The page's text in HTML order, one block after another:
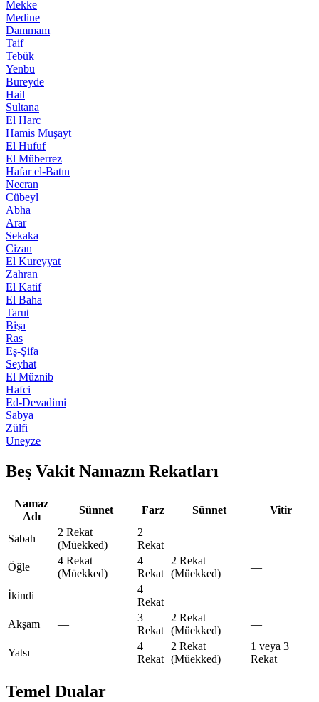
Mekke
Medine
Dammam
Taif
Tebük
Yenbu
Bureyde
Hail
Sultana
El Harc
Hamis Muşayt
El Hufuf
El Müberrez
Hafar el-Batın
Necran
Cübeyl
Abha
Arar
Sekaka
Cizan
El Kureyyat
Zahran
El Katif
El Baha
Tarut
Bişa
Ras
Eş-Şifa
Seyhat
El Müznib
Hafci
Ed-Devadimi
Sabya
Zülfi
Uneyze
Beş Vakit Namazın Rekatları
Namaz
Adı
Sünnet Farz Sünnet Vitir
Sabah
2 Rekat
(Müekked)
2
Rekat
— —
Öğle
4 Rekat
(Müekked)
4
Rekat
2 Rekat
(Müekked)
—
İkindi —
4
Rekat
— —
Akşam —
3
Rekat
2 Rekat
(Müekked)
—
Yatsı —
4
Rekat
2 Rekat
(Müekked)
1 veya 3
Rekat
Temel Dualar